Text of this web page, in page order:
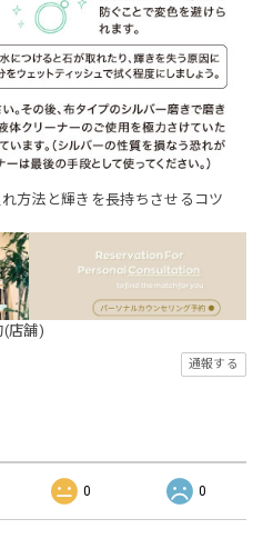
方法と輝きを長持ちさせるコツ
(店舗)
通報する
0 0